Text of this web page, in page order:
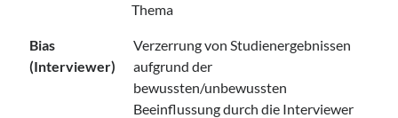
Thema
Bias
(Interviewer)
Verzerrung von Studienergebnissen
aufgrund der
bewussten/unbewussten
Beeinflussung durch die Interviewer